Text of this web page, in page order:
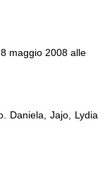
maggio 2008 alle
Daniela, Jajo, Lydia